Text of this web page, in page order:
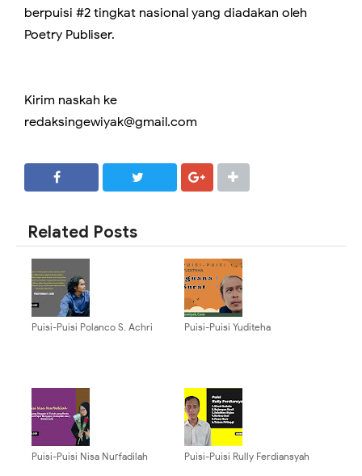
berpuisi #2 tingkat nasional yang diadakan oleh
Poetry Publiser.
Kirim naskah ke
redaksingewiyak@gmail.com
Related Posts
Puisi-Puisi Polanco S. Achri Puisi-Puisi Yuditeha
Puisi-Puisi Nisa Nurfadilah Puisi-Puisi Rully Ferdiansyah